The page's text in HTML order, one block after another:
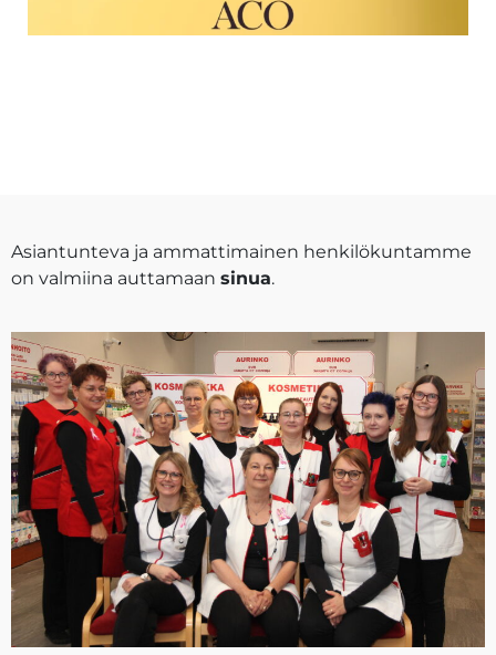
Asiantunteva ja ammattimainen henkilökuntamme
on valmiina auttamaan sinua.